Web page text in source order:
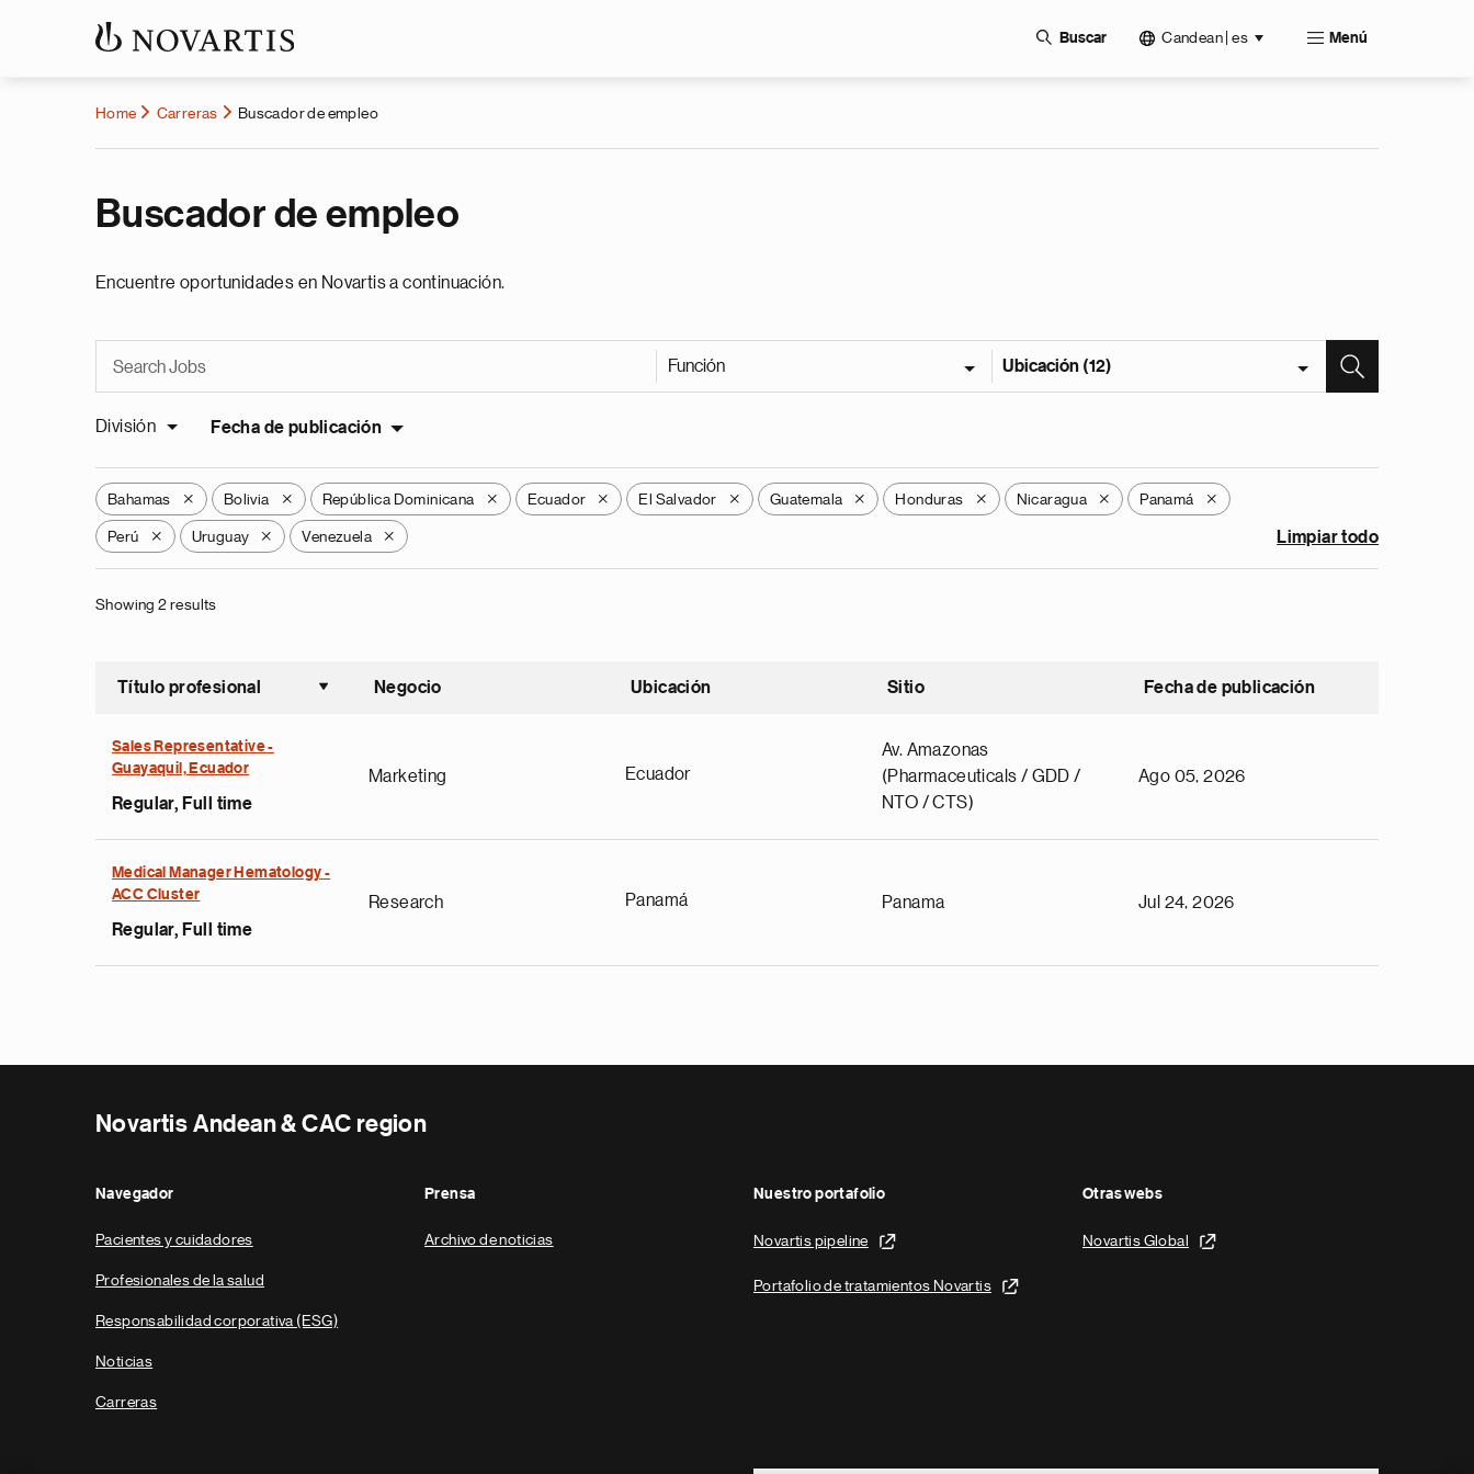
Buscar Candean | es Menú
Home Carreras Buscador de empleo
Buscador de empleo
Encuentre oportunidades en Novartis a continuación.
Función Ubicación (12)
División Fecha de publicación
Bahamas X Bolivia X República Dominicana X Ecuador X El Salvador X Guatemala X Honduras X Nicaragua X Panamá X
Perú X Uruguay X Venezuela X Limpiar todo
Showing 2 results
Título profesional
Ordenar ascendente
Negocio Ubicación Sitio Fecha de publicación
Sales Representative -
Guayaquil, Ecuador
Regular, Full time
Marketing Ecuador
Av. Amazonas
(Pharmaceuticals / GDD /
NTO / CTS)
Ago 05, 2026
Medical Manager Hematology -
ACC Cluster
Regular, Full time
Research Panamá Panama Jul 24, 2026
Novartis Andean & CAC region
Navegador
Pacientes y cuidadores
Profesionales de la salud
Responsabilidad corporativa (ESG)
Noticias
Carreras
Prensa
Archivo de noticias
Nuestro portafolio
Novartis pipeline
Portafolio de tratamientos Novartis
Otras webs
Novartis Global